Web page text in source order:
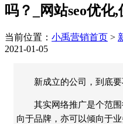
吗？_网站seo优化
当前位置： 小禹营销首页 >
2021-01-05
新成立的公司，到底
其实网络推广是个范
向于品牌，亦可以倾向于